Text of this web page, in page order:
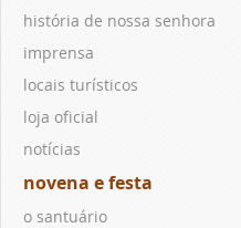
história de nossa senhora
imprensa
locais turísticos
loja oficial
notícias
novena e festa
o santuário